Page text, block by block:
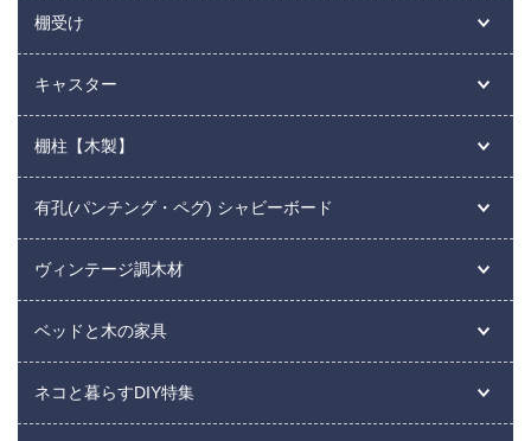
棚受け
キャスター
棚柱【木製】
有孔(パンチング・ペグ) シャビーボード
ヴィンテージ調木材
ベッドと木の家具
ネコと暮らすDIY特集